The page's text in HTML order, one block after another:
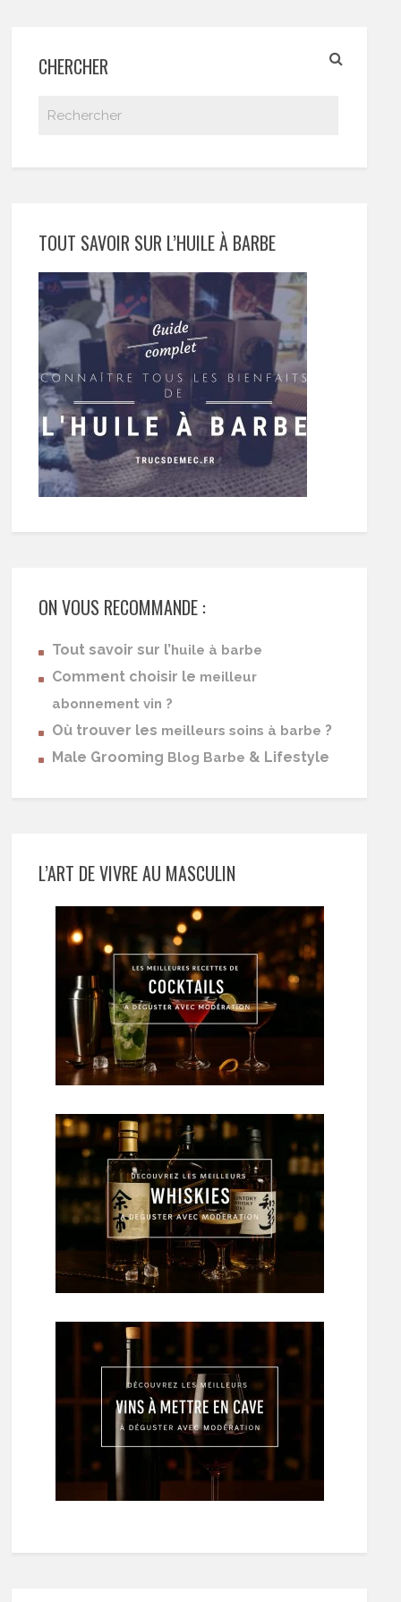
CHERCHER
TOUT SAVOIR SUR L’HUILE À BARBE
ON VOUS RECOMMANDE :
Tout savoir sur l’ huile à barbe
Comment choisir le meilleur
abonnement vin ?
Où trouver les meilleurs soins à barbe ?
Male Grooming Blog Barbe & Lifestyle
L’ART DE VIVRE AU MASCULIN